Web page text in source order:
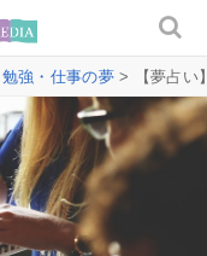
勉強・仕事の夢> 【夢占い